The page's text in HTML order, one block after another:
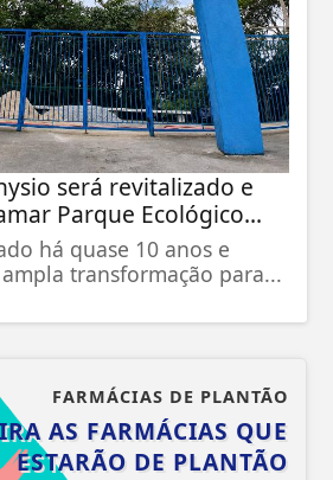
será revitalizado e
Parque Ecológico...
há quase 10 anos e
transformação para...
FARMÁCIAS DE PLANTÃO
AS FARMÁCIAS QUE
ESTARÃO DE PLANTÃO